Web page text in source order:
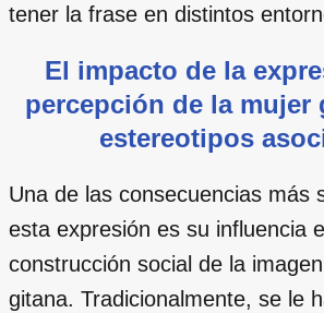
tener la frase en distintos
El impacto de la
percepción de la mujer
estereotipos
Una de las consecuencias más
esta expresión es su influencia
construcción social de la
gitana. Tradicionalmente, se le